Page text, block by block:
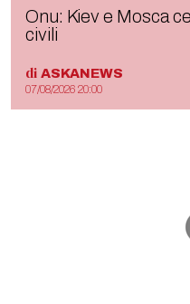
Onu: Kiev e Mosca
civili
di ASKANEWS
07/08/2026 20:00